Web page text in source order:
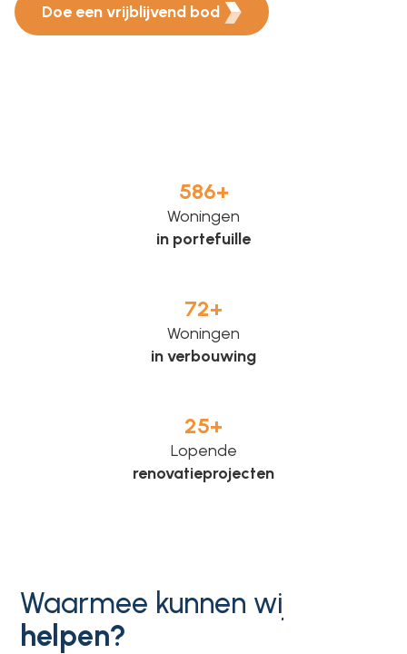
Doe een vrijblijvend bod
586+
Woningen
in portefuille
72+
Woningen
in verbouwing
25+
Lopende
renovatieprojecten
Waarmee kunnen wij u
helpen?